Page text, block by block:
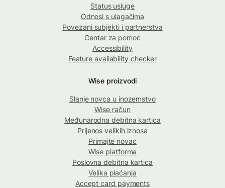
Status usluge
Odnosi s ulagačima
Povezani subjekti i partnerstva
Centar za pomoć
Accessibility
Feature availability checker
Wise proizvodi
Slanje novca u inozemstvo
Wise račun
Međunarodna debitna kartica
Prijenos velikih iznosa
Primajte novac
Wise platforma
Poslovna debitna kartica
Velika plaćanja
Accept card payments